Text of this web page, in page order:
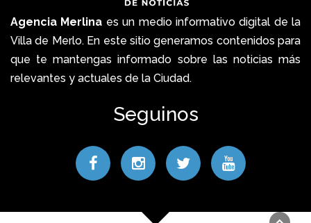
Agencia Merlina es un medio informativo digital de la
Villa de Merlo. En este sitio generamos contenidos para
que te mantengas informado sobre las noticias más
relevantes y actuales de la Ciudad.
Seguinos